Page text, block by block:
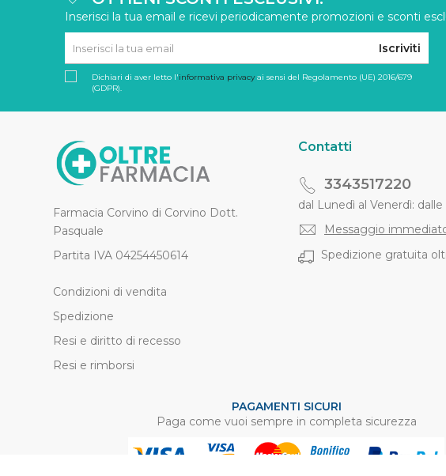
Inserisci la tua email e ricevi periodicamente promozioni e sconti
Iscriviti
Dichiari di aver letto l'informativa privacyai sensi del Regolamento (UE) 2016/679
(GDPR).
Farmacia Corvino di Corvino Dott.
Pasquale
Partita IVA 04254450614
Condizioni di vendita
Spedizione
Resi e diritto di recesso
Resi e rimborsi
Contatti
3343517220
dal Lunedì al Venerdì: dalle
Messaggio
Spedizione gratuita
PAGAMENTI SICURI
Paga come vuoi sempre in completa sicurezza